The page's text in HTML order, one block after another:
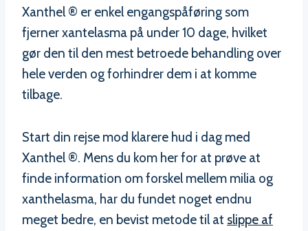
Xanthel ® er enkel engangspåføring som
fjerner xantelasma på under 10 dage, hvilket
gør den til den mest betroede behandling over
hele verden og forhindrer dem i at komme
tilbage.
Start din rejse mod klarere hud i dag med
Xanthel ®. Mens du kom her for at prøve at
finde information om forskel mellem milia og
xanthelasma, har du fundet noget endnu
meget bedre, en bevist metode til at slippe af